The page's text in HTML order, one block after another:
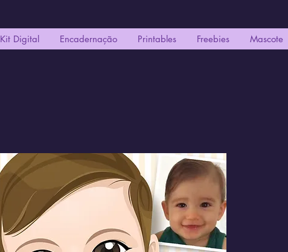
Kit Digital Encadernação Printables Freebies Mascote